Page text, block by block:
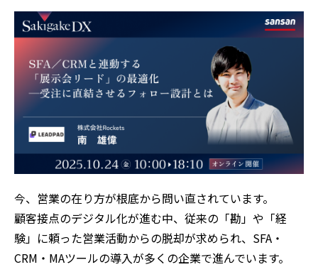
今、営業の在り方が根底から問い直されています。
顧客接点のデジタル化が進む中、従来の「勘」や「経
験」に頼った営業活動からの脱却が求められ、SFA・
CRM・MAツールの導入が多くの企業で進んでいます。